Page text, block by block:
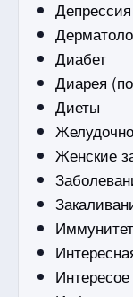
Депрессия
Диабет
Диарея
Диеты
Женские
Иммунитет
Интересое